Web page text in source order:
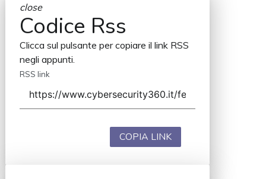
close
Codice Rss
Clicca sul pulsante per copiare il link RSS
negli appunti.
RSS link
COPIA LINK